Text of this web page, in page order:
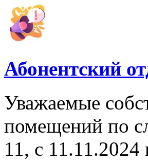
Абонентский
Уважаемые
помещений по
11, с